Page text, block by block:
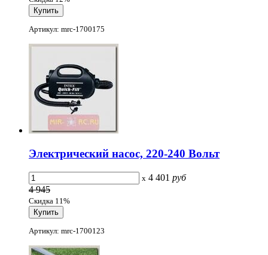
Артикул: mrc-1700175
Электрический насос, 220-240 Вольт
x 4 401 руб
4 945
Скидка 11%
Артикул: mrc-1700123